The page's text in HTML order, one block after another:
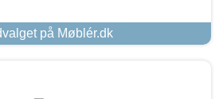
på Møblér.dk